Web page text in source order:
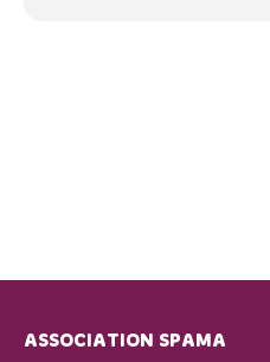
ASSOCIATION SPAMA